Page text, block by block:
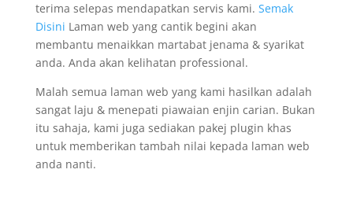
terima selepas mendapatkan servis kami. Semak
Disini Laman web yang cantik begini akan
membantu menaikkan martabat jenama & syarikat
anda. Anda akan kelihatan professional.
Malah semua laman web yang kami hasilkan adalah
sangat laju & menepati piawaian enjin carian. Bukan
itu sahaja, kami juga sediakan pakej plugin khas
untuk memberikan tambah nilai kepada laman web
anda nanti.